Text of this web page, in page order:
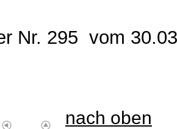
Nr. 295 vom
nach oben